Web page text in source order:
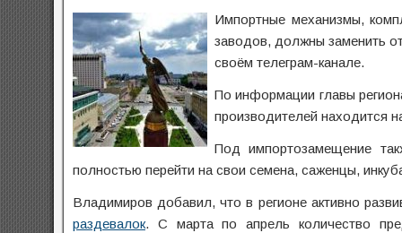
Импортные механизмы,
заводов, должны заменить
своём телеграм-канале.
По информации главы
производителей находится
Под импортозамещение
полностью перейти на свои семена, саженцы,
Владимиров добавил, что в регионе активно
раздевалок. С марта по апрель количество